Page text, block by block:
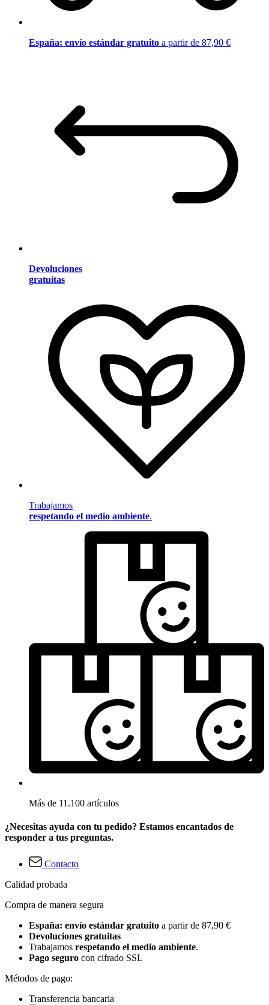
España: envío estándar gratuito a partir de 87,90 €
Devoluciones
gratuitas
Trabajamos
respetando el medio ambiente.
Más de 11.100 artículos
¿Necesitas ayuda con tu pedido? Estamos encantados de
responder a tus preguntas.
Contacto
Calidad probada
Compra de manera segura
España: envío estándar gratuito a partir de 87,90 €
Devoluciones gratuitas
Trabajamos respetando el medio ambiente.
Pago seguro con cifrado SSL
Métodos de pago:
Transferencia bancaria